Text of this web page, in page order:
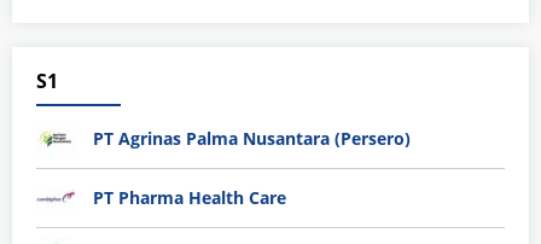
S1
PT Agrinas Palma Nusantara (Persero)
PT Pharma Health Care